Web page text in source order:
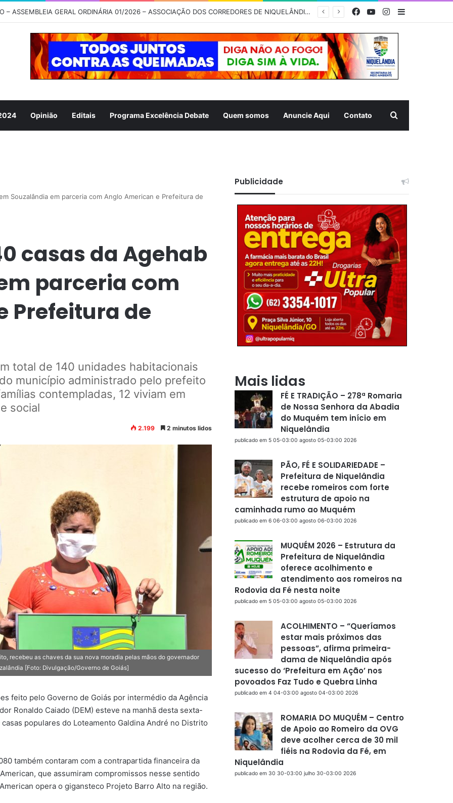
PÃO, FÉ E SOLIDARIEDADE – Prefeitura de Niquelândia recebe romeiros com forte estrutura de apoio na caminhada rumo ao Muquém FacebookYouTubeInstagram
Opinião Editais Programa Excelência Debate Quem somos Anuncie Aqui Contato
Souzalândia em parceria com Anglo American e Prefeitura de
casas da Agehab
parceria com
Prefeitura de
total de 140 unidades habitacionais
município administrado pelo prefeito
contempladas, 12 viviam em
social
2.199 2 minutos lidos
recebeu as chaves da sua nova moradia pelas mãos do governador
[Foto: Divulgação/Governo de Goiás]
feito pelo Governo de Goiás por intermédio da Agência
Ronaldo Caiado (DEM) esteve na manhã desta sexta-
populares do Loteamento Galdina André no Distrito
também contaram com a contrapartida financeira da
que assumiram compromissos nesse sentido
opera o gigansteco Projeto Barro Alto na região.
Publicidade
Mais lidas
FÉ E TRADIÇÃO – 278ª Romaria
de Nossa Senhora da Abadia
do Muquém tem início em
Niquelândia
publicado em 5 05-03:00 agosto 05-03:00 2026
PÃO, FÉ E SOLIDARIEDADE –
Prefeitura de Niquelândia
recebe romeiros com forte
estrutura de apoio na
caminhada rumo ao Muquém
publicado em 6 06-03:00 agosto 06-03:00 2026
MUQUÉM 2026 – Estrutura da
Prefeitura de Niquelândia
oferece acolhimento e
atendimento aos romeiros na
Rodovia da Fé nesta noite
publicado em 5 05-03:00 agosto 05-03:00 2026
ACOLHIMENTO – “Queríamos
estar mais próximos das
pessoas”, afirma primeira-
dama de Niquelândia após
sucesso do ‘Prefeitura em Ação’ nos
povoados Faz Tudo e Quebra Linha
publicado em 4 04-03:00 agosto 04-03:00 2026
ROMARIA DO MUQUÉM – Centro
de Apoio ao Romeiro da OVG
deve acolher cerca de 30 mil
fiéis na Rodovia da Fé, em
Niquelândia
publicado em 30 30-03:00 julho 30-03:00 2026